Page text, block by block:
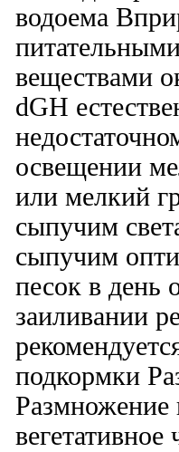
водоема
веществами
dGH
освещении
или мелкий
сыпучим
сыпучим
песок в день
заиливании
подкормки
Размножение